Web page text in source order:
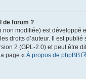
de forum ?
non modifiée) est développé
droits d’auteur. Il est publié
2 (GPL-2.0) et peut être
page « À propos de phpBB